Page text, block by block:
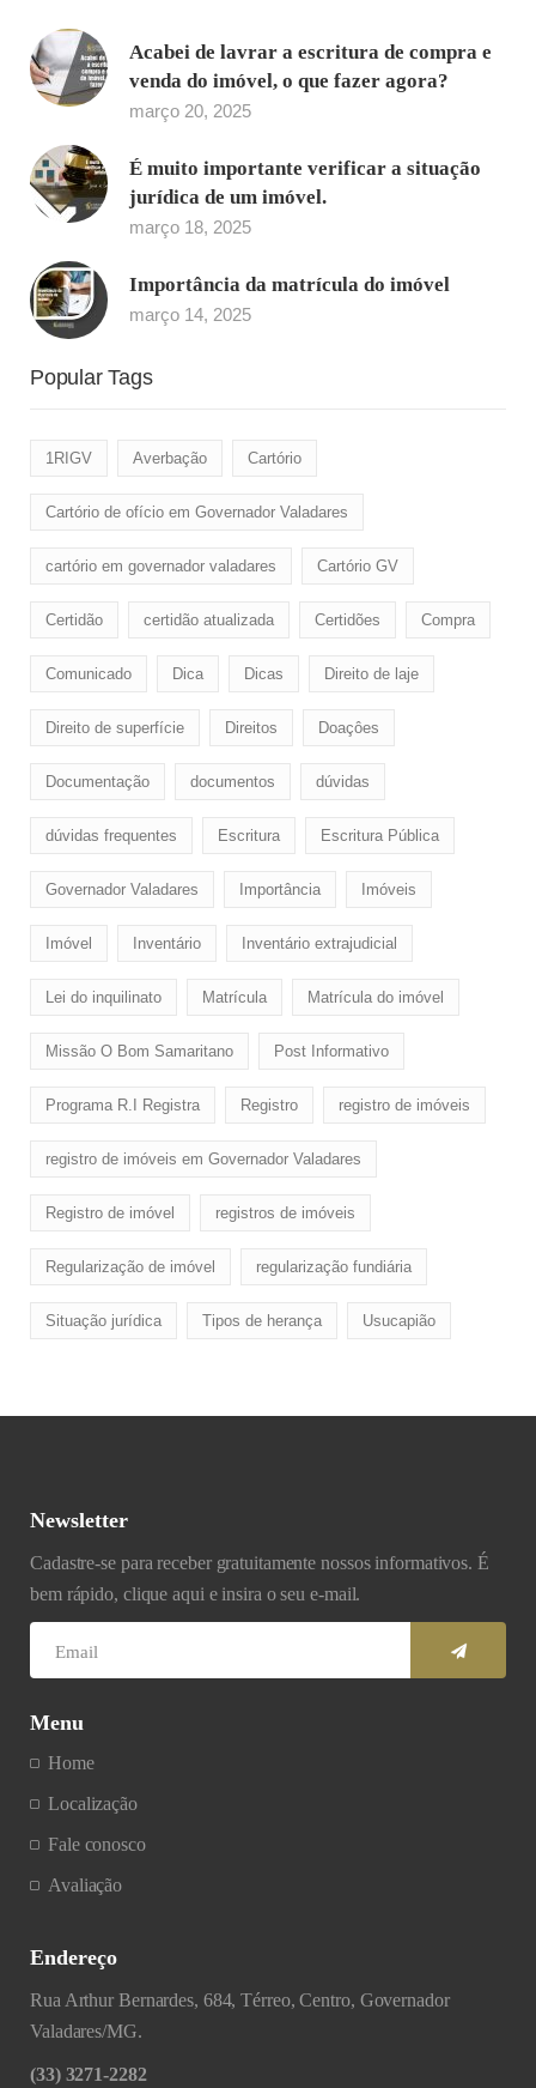
Acabei de lavrar a escritura de compra e
venda do imóvel, o que fazer agora?
março 20, 2025
É muito importante verificar a situação
jurídica de um imóvel.
março 18, 2025
Importância da matrícula do imóvel
março 14, 2025
Popular Tags
1RIGV Averbação Cartório
Cartório de ofício em Governador Valadares
cartório em governador valadares Cartório GV
Certidão certidão atualizada Certidões Compra
Comunicado Dica Dicas Direito de laje
Direito de superfície Direitos Doaçôes
Documentação documentos dúvidas
dúvidas frequentes Escritura Escritura Pública
Governador Valadares Importância Imóveis
Imóvel Inventário Inventário extrajudicial
Lei do inquilinato Matrícula Matrícula do imóvel
Missão O Bom Samaritano Post Informativo
Programa R.I Registra Registro registro de imóveis
registro de imóveis em Governador Valadares
Registro de imóvel registros de imóveis
Regularização de imóvel regularização fundiária
Situação jurídica Tipos de herança Usucapião
Newsletter
Cadastre-se para receber gratuitamente nossos informativos. É
bem rápido, clique aqui e insira o seu e-mail.
Menu
Home
Localização
Fale conosco
Avaliação
Endereço
Rua Arthur Bernardes, 684, Térreo, Centro, Governador
Valadares/MG.
(33) 3271-2282